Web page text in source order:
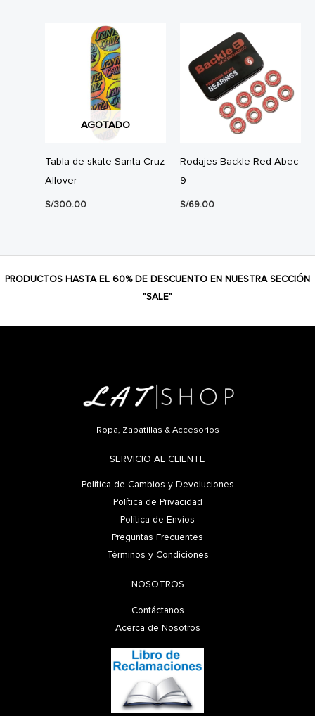
AGOTADO
Tabla de skate Santa Cruz
Allover
S/300.00
Rodajes Backle Red Abec
9
S/69.00
PRODUCTOS HASTA EL 60% DE DESCUENTO EN NUESTRA SECCIÓN
"SALE"
Ropa, Zapatillas & Accesorios
SERVICIO AL CLIENTE
Política de Cambios y Devoluciones
Política de Privacidad
Política de Envíos
Preguntas Frecuentes
Términos y Condiciones
NOSOTROS
Contáctanos
Acerca de Nosotros